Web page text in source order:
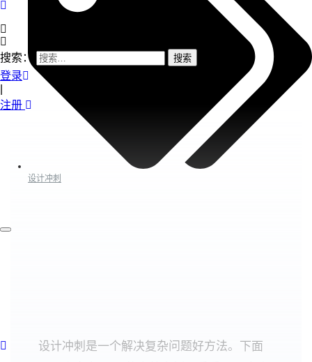
搜索：
登录
注册
设计冲刺
设计冲刺是一个解决复杂问题好方法。下面